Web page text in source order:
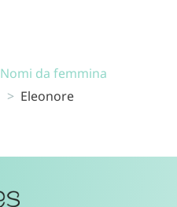
Nomi da femmina
Eleonore